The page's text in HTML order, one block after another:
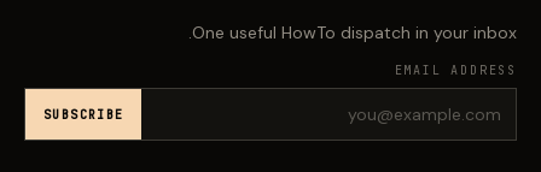
One useful HowTo dispatch in your inbox.
EMAIL ADDRESS
SUBSCRIBE